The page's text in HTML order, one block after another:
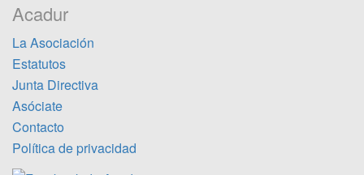
Acadur
La Asociación
Estatutos
Junta Directiva
Asóciate
Contacto
Política de privacidad